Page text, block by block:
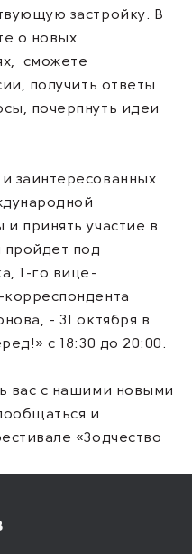
застройку. В
о новых
сможете
получить ответы
почерпнуть идеи
заинтересованных
принять участие в
пройдет под
1-го вице-
- 31 октября в
с 18:30 до 20:00.
вас с нашими новыми
и
«Зодчество